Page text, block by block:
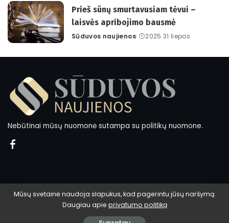
Prieš sūnų smurtavusiam tėvui –
laisvės apribojimo bausmė
Posted
Sūduvos naujienos 2025 31 liepos
Nebūtinai mūsų nuomonė sutampa su politikų nuomone.
Mūsų svetainė naudoja slapukus, kad pagerintu jūsų naršymą.
Daugiau apie privatumo politiką